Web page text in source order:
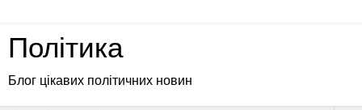
Політика
Блог цікавих політичних новин